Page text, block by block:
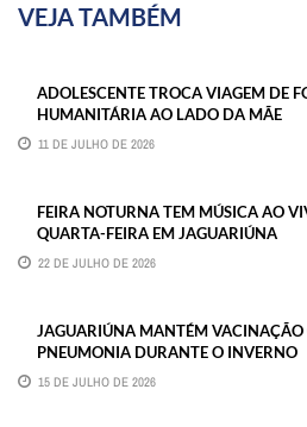
VEJA TAMBÉM
ADOLESCENTE TROCA VIAGEM DE
HUMANITÁRIA AO LADO DA MÃE
11 DE JULHO DE 2026
FEIRA NOTURNA TEM MÚSICA AO
QUARTA-FEIRA EM JAGUARIÚNA
22 DE JULHO DE 2026
JAGUARIÚNA MANTÉM VACINAÇÃO
PNEUMONIA DURANTE O INVERNO
15 DE JULHO DE 2026